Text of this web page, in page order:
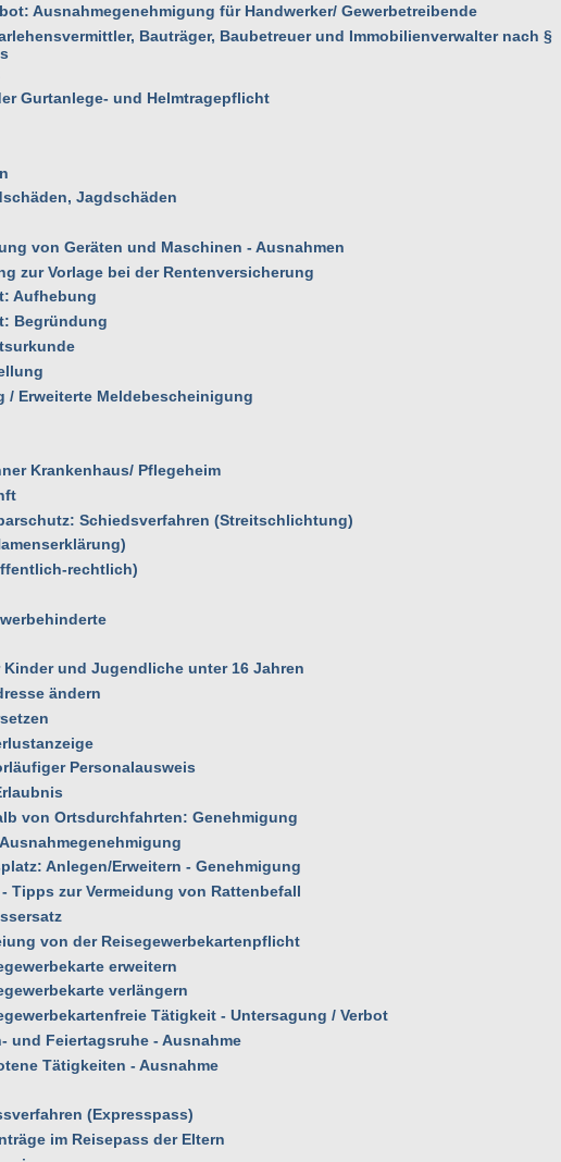
Ausnahmegenehmigung für Handwerker/ Gewerbetreibende
Bauträger, Baubetreuer und Immobilienverwalter nach §
Gurtanlege- und Helmtragepflicht
Jagdschäden
von Geräten und Maschinen - Ausnahmen
zur Vorlage bei der Rentenversicherung
Aufhebung
Begründung
/ Erweiterte Meldebescheinigung
Krankenhaus/ Pflegeheim
Schiedsverfahren (Streitschlichtung)
rechtlich)
und Jugendliche unter 16 Jahren
ändern
Personalausweis
von Ortsdurchfahrten: Genehmigung
Anlegen/Erweitern - Genehmigung
Tipps zur Vermeidung von Rattenbefall
von der Reisegewerbekartenpflicht
erweitern
verlängern
Tätigkeit - Untersagung / Verbot
und Feiertagsruhe - Ausnahme
Tätigkeiten - Ausnahme
(Expresspass)
im Reisepass der Eltern